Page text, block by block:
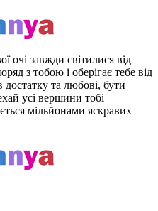
очі завжди світилися від
з тобою і оберігає тебе від
та любові, бути
усі вершини тобі
мільйонами яскравих